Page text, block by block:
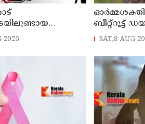
2026
ബീറ്റ്‌റൂട്ട്
SAT,8 AUG